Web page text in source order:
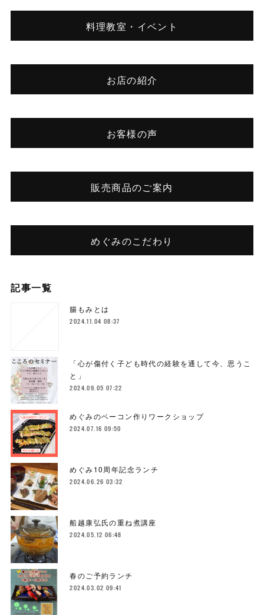
料理教室・イベント
お店の紹介
お客様の声
販売商品のご案内
めぐみのこだわり
記事一覧
腸もみとは
2024.11.04 08:37
「心が傷付く子ども時代の経験を通して今、思うこ
と」
2024.09.05 07:22
めぐみのベーコン作りワークショップ
2024.07.16 09:50
めぐみ10周年記念ランチ
2024.06.26 03:32
船越康弘氏の重ね煮講座
2024.05.12 06:48
春のご予約ランチ
2024.03.02 09:41